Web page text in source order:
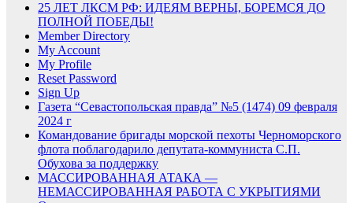
25 ЛЕТ ЛКСМ РФ: ИДЕЯМ ВЕРНЫ, БОРЕМСЯ ДО
ПОЛНОЙ ПОБЕДЫ!
Member Directory
My Account
My Profile
Reset Password
Sign Up
Газета “Севастопольская правда” №5 (1474) 09 февраля
2024 г
Командование бригады морской пехоты Черноморского
флота поблагодарило депутата-коммуниста С.П.
Обухова за поддержку
МАССИРОВАННАЯ АТАКА —
НЕМАССИРОВАННАЯ РАБОТА С УКРЫТИЯМИ